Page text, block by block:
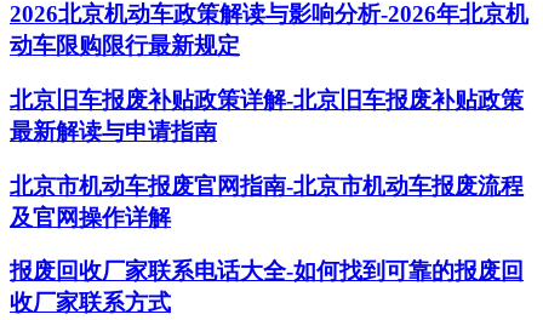
2026北京机动车政策解读与影响分析-2026年北京机
动车限购限行最新规定
北京旧车报废补贴政策详解-北京旧车报废补贴政策
最新解读与申请指南
北京市机动车报废官网指南-北京市机动车报废流程
及官网操作详解
报废回收厂家联系电话大全-如何找到可靠的报废回
收厂家联系方式